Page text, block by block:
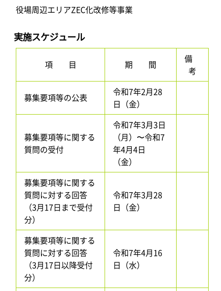
役場周辺エリアZEC化改修等事業
実施スケジュール
項 目 期 間
備
考
募集要項等の公表
令和7年2月28
日（金）
募集要項等に関する
質問の受付
令和7年3月3日
（月）〜令和7
年4月4日
（金）
募集要項等に関する
質問に対する回答
（3月17日まで受付
分）
令和7年3月28
日（金）
募集要項等に関する
質問に対する回答
（3月17日以降受付
分）
令和7年4月16
日（水）